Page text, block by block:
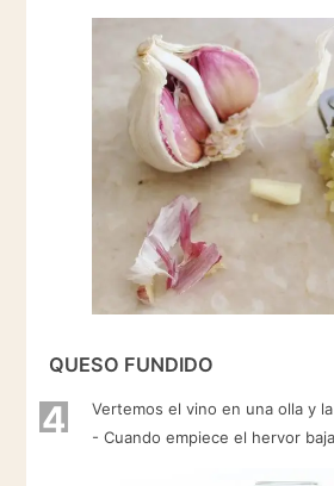
QUESO FUNDIDO
4
Vertemos el vino en una olla y
- Cuando empiece el hervor